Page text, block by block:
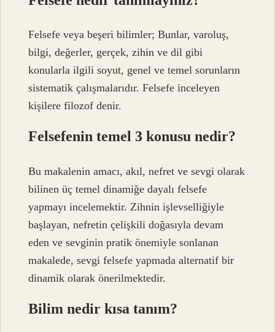
Felsefe veya beşeri bilimler; Bunlar, varoluş,
bilgi, değerler, gerçek, zihin ve dil gibi
konularla ilgili soyut, genel ve temel sorunların
sistematik çalışmalarıdır. Felsefe inceleyen
kişilere filozof denir.
Felsefenin temel 3 konusu nedir?
Bu makalenin amacı, akıl, nefret ve sevgi olarak
bilinen üç temel dinamiğe dayalı felsefe
yapmayı incelemektir. Zihnin işlevselliğiyle
başlayan, nefretin çelişkili doğasıyla devam
eden ve sevginin pratik önemiyle sonlanan
makalede, sevgi felsefe yapmada alternatif bir
dinamik olarak önerilmektedir.
Bilim nedir kısa tanım?